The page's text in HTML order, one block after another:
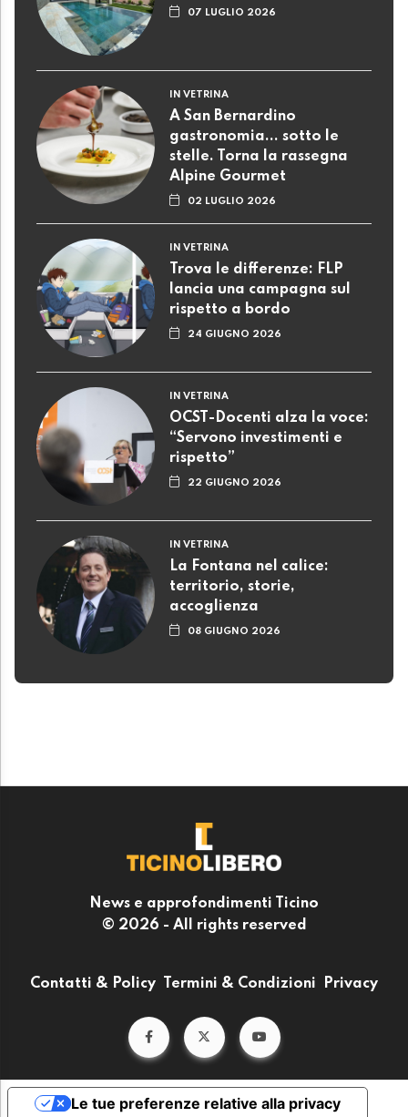
07 LUGLIO 2026
IN VETRINA
A San Bernardino
gastronomia... sotto le
stelle. Torna la rassegna
Alpine Gourmet
02 LUGLIO 2026
IN VETRINA
Trova le differenze: FLP
lancia una campagna sul
rispetto a bordo
24 GIUGNO 2026
IN VETRINA
OCST-Docenti alza la voce:
“Servono investimenti e
rispetto”
22 GIUGNO 2026
IN VETRINA
La Fontana nel calice:
territorio, storie,
accoglienza
08 GIUGNO 2026
News e approfondimenti Ticino
© 2026 - All rights reserved
Contatti & Policy Termini & Condizioni Privacy
Le tue preferenze relative alla privacy